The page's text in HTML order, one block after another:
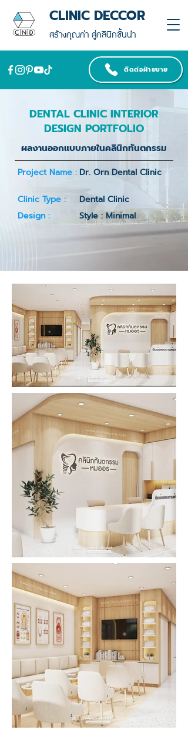
สร้างคุณค่า สู่คลินิกชั้นนำ
CLINIC DECCOR
ติดต่อฝ่ายขาย
DENTAL CLINIC INTERIOR
DESIGN PORTFOLIO
ผลงานออกแบบภายในคลินิกทันตกรรม
Project Name : Dr. Orn Dental Clinic
Clinic Type :
Dental Clinic
Design :
Style : Minimal